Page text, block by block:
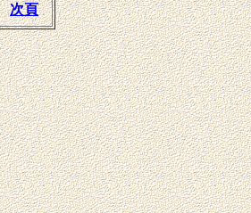
次頁